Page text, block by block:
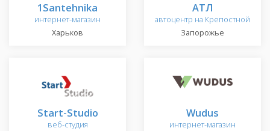
1Santehnika
интернет-магазин
Харьков
АТЛ
автоцентр на Крепостной
Запорожье
Start-Studio
веб-студия
Wudus
интернет-магазин